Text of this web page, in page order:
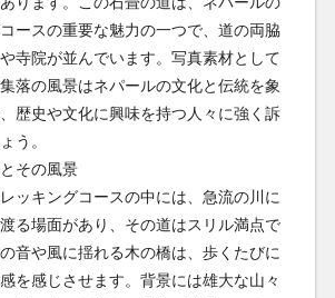
ースの重要な魅力の一つで、道の両脇
寺院が並んでいます。写真素材として
落の風景はネパールの文化と伝統を象
歴史や文化に興味を持つ人々に強く訴
う。
その風景
ッキングコースの中には、急流の川に
る場面があり、その道はスリル満点で
音や風に揺れる木の橋は、歩くたびに
を感じさせます。背景には雄大な山々